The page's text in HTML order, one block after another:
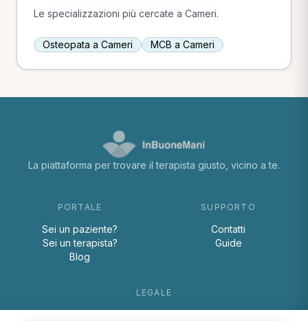
Le specializzazioni più cercate a Cameri.
Osteopata a Cameri MCB a Cameri
La piattaforma per trovare il terapista giusto, vicino a te.
PORTALE
Sei un paziente?
Sei un terapista?
Blog
SUPPORTO
Contatti
Guide
LEGALE